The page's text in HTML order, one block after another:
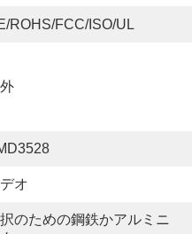
ROHS/FCC/ISO/UL
オ
のための鋼鉄かアルミニ